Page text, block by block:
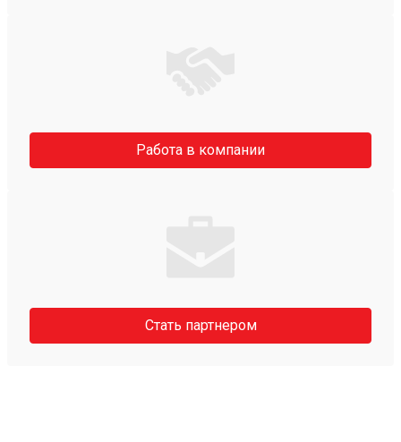
Работа в компании
Стать партнером